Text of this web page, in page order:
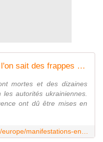
Guerre en Ukraine : ce que l'on sait des frappes russes massives qui ont visé des infrastructures énergétiques dans tout le pays lundi
mortes et des dizaines
autorités ukrainiennes.
ont dû être mises en